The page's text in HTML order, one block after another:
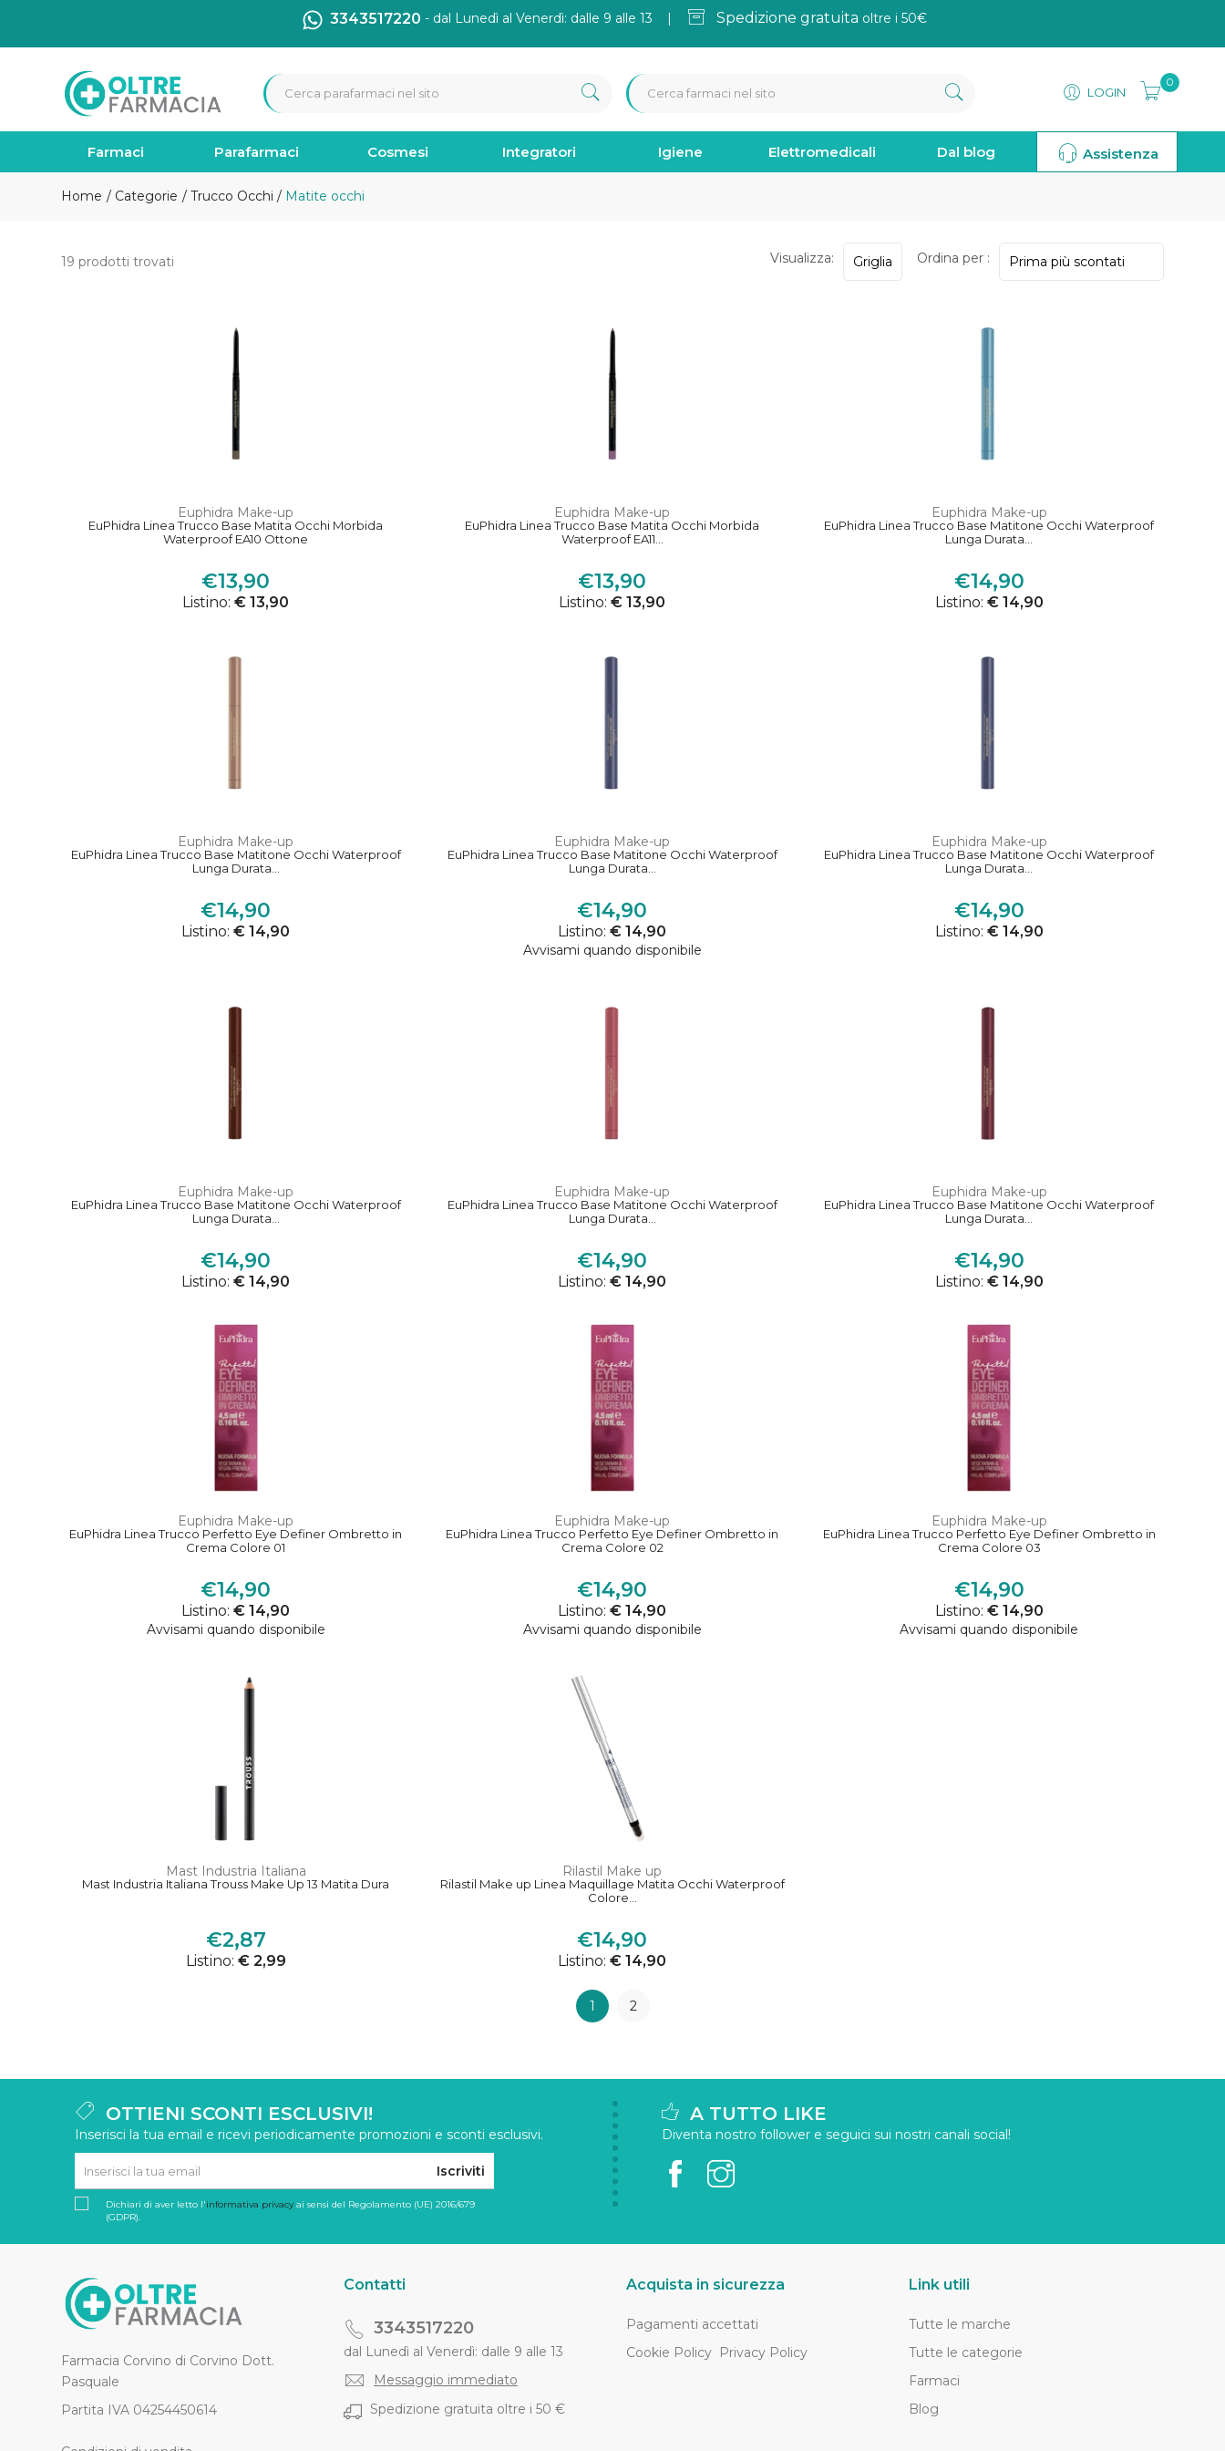
3343517220 - dal Lunedì al Venerdì: dalle 9 alle 13 | Spedizione gratuita oltre i 50€
LOGIN
0
Farmaci Parafarmaci Cosmesi Integratori Igiene Elettromedicali Dal blog Assistenza
Home Categorie Trucco Occhi Matite occhi
19 prodotti trovati Visualizza: Ordina per :
Euphidra Make-up
EuPhidra Linea Trucco Base Matita Occhi Morbida
Waterproof EA10 Ottone
€13,90
Listino:€ 13,90
Euphidra Make-up
EuPhidra Linea Trucco Base Matita Occhi Morbida
Waterproof EA11...
€13,90
Listino:€ 13,90
Euphidra Make-up
EuPhidra Linea Trucco Base Matitone Occhi Waterproof
Lunga Durata...
€14,90
Listino: € 14,90
Euphidra Make-up
EuPhidra Linea Trucco Base Matitone Occhi Waterproof
Lunga Durata...
€14,90
Listino:€ 14,90
Euphidra Make-up
EuPhidra Linea Trucco Base Matitone Occhi Waterproof
Lunga Durata...
€14,90
Listino:€ 14,90
Avvisami quando disponibile
Euphidra Make-up
EuPhidra Linea Trucco Base Matitone Occhi Waterproof
Lunga Durata...
€14,90
Listino: € 14,90
Euphidra Make-up
EuPhidra Linea Trucco Base Matitone Occhi Waterproof
Lunga Durata...
€14,90
Listino:€ 14,90
Euphidra Make-up
EuPhidra Linea Trucco Base Matitone Occhi Waterproof
Lunga Durata...
€14,90
Listino:€ 14,90
Euphidra Make-up
EuPhidra Linea Trucco Base Matitone Occhi Waterproof
Lunga Durata...
€14,90
Listino: € 14,90
Euphidra Make-up
EuPhidra Linea Trucco Perfetto Eye Definer Ombretto in
Crema Colore 01
€14,90
Listino:€ 14,90
Avvisami quando disponibile
Euphidra Make-up
EuPhidra Linea Trucco Perfetto Eye Definer Ombretto in
Crema Colore 02
€14,90
Listino:€ 14,90
Avvisami quando disponibile
Euphidra Make-up
EuPhidra Linea Trucco Perfetto Eye Definer Ombretto in
Crema Colore 03
€14,90
Listino: € 14,90
Avvisami quando disponibile
Mast Industria Italiana
Mast Industria Italiana Trouss Make Up 13 Matita Dura
€2,87
Listino: € 2,99
Rilastil Make up
Rilastil Make up Linea Maquillage Matita Occhi Waterproof
Colore...
€14,90
Listino:€ 14,90
1 2
OTTIENI SCONTI ESCLUSIVI!
Inserisci la tua email e ricevi periodicamente promozioni e sconti esclusivi.
Iscriviti
Dichiari di aver letto l'informativa privacyai sensi del Regolamento (UE) 2016/679
(GDPR).
A TUTTO LIKE
Diventa nostro follower e seguici sui nostri canali social!
Farmacia Corvino di Corvino Dott.
Pasquale
Partita IVA 04254450614
Contatti
3343517220
dal Lunedì al Venerdì: dalle 9 alle 13
Messaggio immediato
Spedizione gratuita oltre i 50 €
Acquista in sicurezza
Pagamenti accettati
Cookie Policy Privacy Policy
Link utili
Tutte le marche
Tutte le categorie
Farmaci
Blog